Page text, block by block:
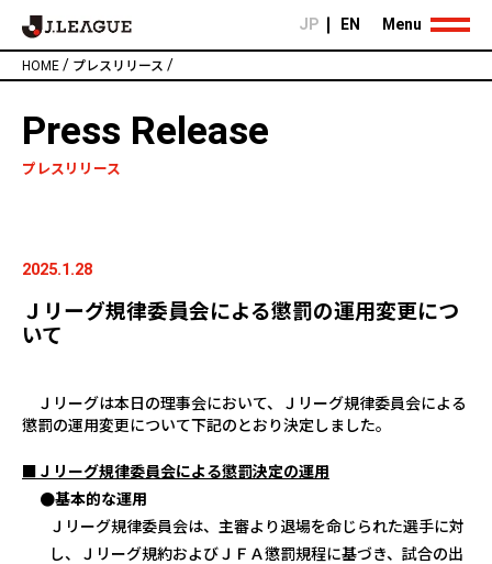
JP EN
HOME / プレスリリース /
Menu
Press Release
プレスリリース
2025.1.28
Ｊリーグ規律委員会による懲罰の運用変更につ
いて
Ｊリーグは本日の理事会において、Ｊリーグ規律委員会による
懲罰の運用変更について下記のとおり決定しました。
■Ｊリーグ規律委員会による懲罰決定の運用
●基本的な運用
Ｊリーグ規律委員会は、主審より退場を命じられた選手に対
し、Ｊリーグ規約およびＪＦＡ懲罰規程に基づき、試合の出